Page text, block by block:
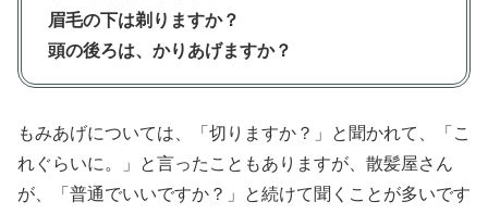
眉毛の下は剃りますか？
頭の後ろは、かりあげますか？
もみあげについては、「切りますか？」と聞かれて、「こ
れぐらいに。」と言ったこともありますが、散髪屋さん
が、「普通でいいですか？」と続けて聞くことが多いです